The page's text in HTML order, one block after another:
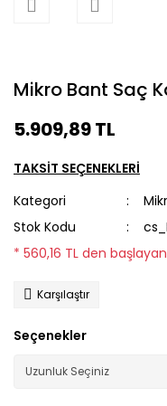
Mikro Bant Saç
5.909,89 TL
TAKSİT SEÇENEKLERİ
Kategori
Stok Kodu
* 560,16 TL den
Karşılaştır
Seçenekler